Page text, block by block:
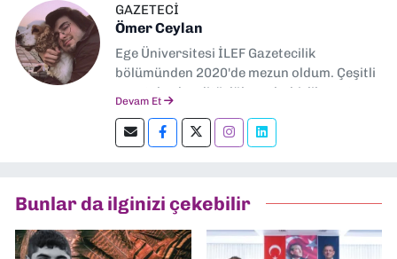
GAZETECİ
Ömer Ceylan
Ege Üniversitesi İLEF Gazetecilik
bölümünden 2020'de mezun oldum. Çeşitli
gazetelerde editörlük, muhabirlik yaptım.
editörlük yapıyorum.
Devam Et
Bunlar da ilginizi çekebilir